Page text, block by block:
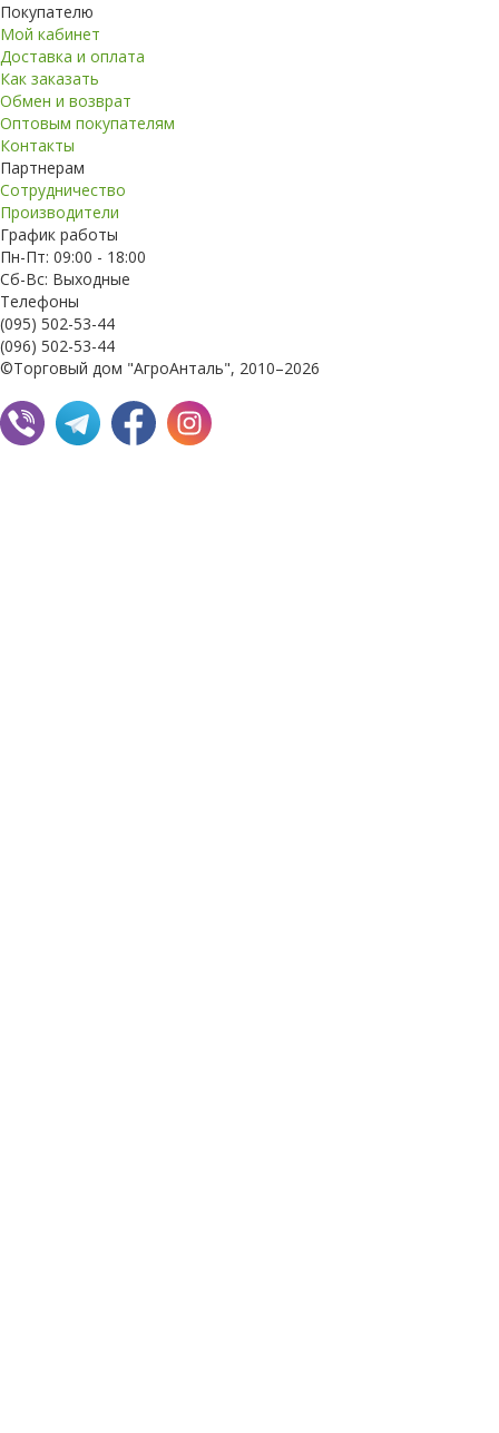
Покупателю
Мой кабинет
Доставка и оплата
Как заказать
Обмен и возврат
Оптовым покупателям
Контакты
Партнерам
Сотрудничество
Производители
График работы
Пн-Пт: 09:00 - 18:00
Сб-Вс: Выходные
Телефоны
(095) 502-53-44
(096) 502-53-44
©Торговый дом "АгроАнталь", 2010–2026